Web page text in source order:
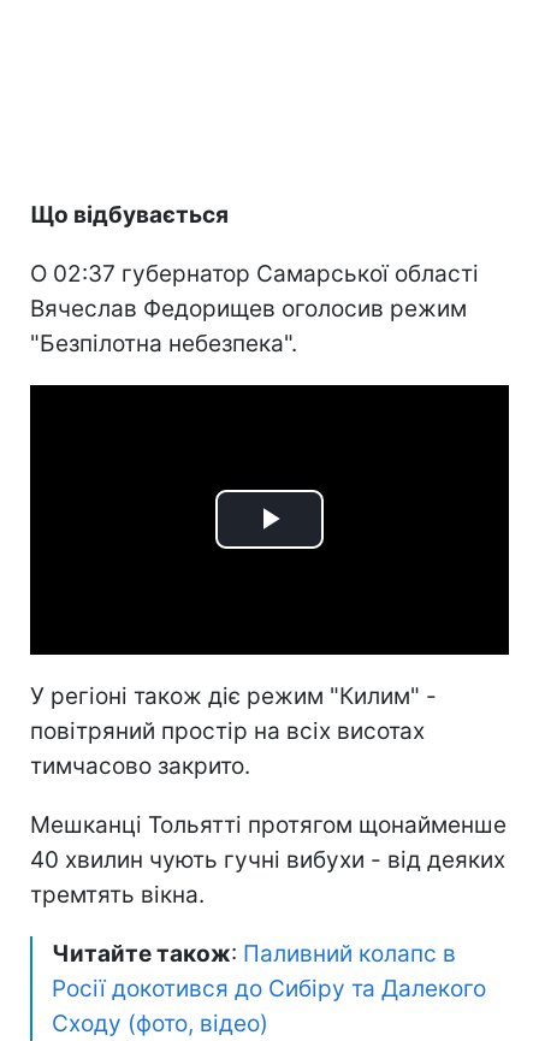
Що відбувається
О 02:37 губернатор Самарської області
Вячеслав Федорищев оголосив режим
"Безпілотна небезпека".
Play
У регіоні також діє режим "Килим" -
повітряний простір на всіх висотах
тимчасово закрито.
Мешканці Тольятті протягом щонайменше
40 хвилин чують гучні вибухи - від деяких
тремтять вікна.
Читайте також: Паливний колапс в
Росії докотився до Сибіру та Далекого
Сходу (фото, відео)